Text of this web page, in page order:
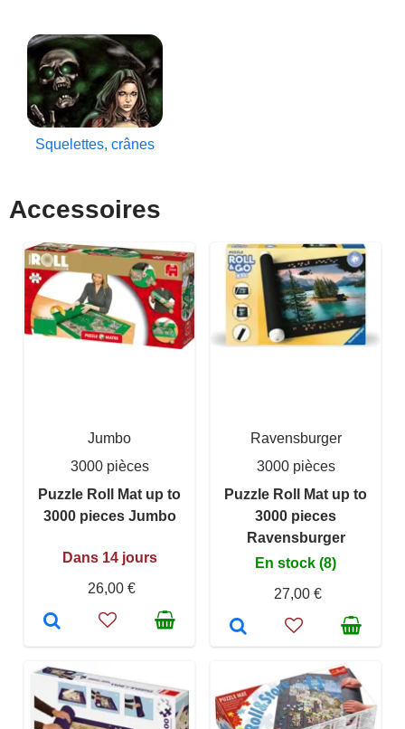
Squelettes, crânes
Accessoires
Jumbo
3000 pièces
Puzzle Roll Mat up to
3000 pieces Jumbo
Dans 14 jours
26,00 €
Ravensburger
3000 pièces
Puzzle Roll Mat up to
3000 pieces
Ravensburger
En stock (8)
27,00 €